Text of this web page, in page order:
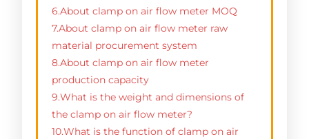
6.About clamp on air flow meter MOQ
7.About clamp on air flow meter raw
material procurement system
8.About clamp on air flow meter
production capacity
9.What is the weight and dimensions of
the clamp on air flow meter?
10.What is the function of clamp on air